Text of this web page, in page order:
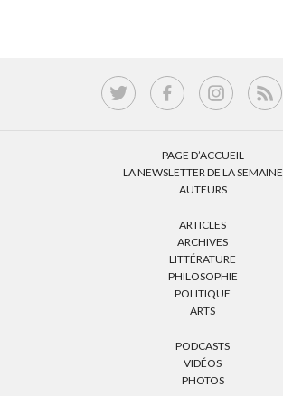
PAGE D’ACCUEIL
LA NEWSLETTER DE LA SEMAINE
AUTEURS
ARTICLES
ARCHIVES
LITTÉRATURE
PHILOSOPHIE
POLITIQUE
ARTS
PODCASTS
VIDÉOS
PHOTOS